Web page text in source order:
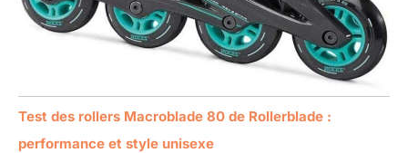
Test des rollers Macroblade 80 de Rollerblade :
performance et style unisexe